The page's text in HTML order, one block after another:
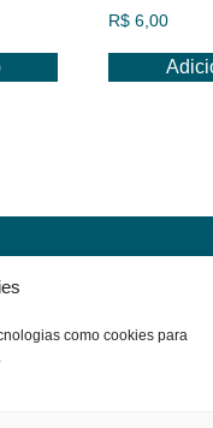
como cookies para
R$ 6,00